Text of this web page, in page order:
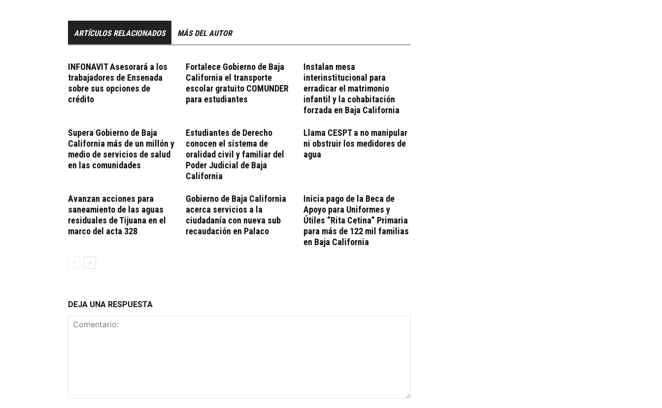
ARTÍCULOS RELACIONADOS MÁS DEL AUTOR
INFONAVIT Asesorará a los
trabajadores de Ensenada
sobre sus opciones de
crédito
Fortalece Gobierno de Baja
California el transporte
escolar gratuito COMUNDER
para estudiantes
Instalan mesa
interinstitucional para
erradicar el matrimonio
infantil y la cohabitación
forzada en Baja California
Supera Gobierno de Baja
California más de un millón y
medio de servicios de salud
en las comunidades
Estudiantes de Derecho
conocen el sistema de
oralidad civil y familiar del
Poder Judicial de Baja
California
Llama CESPT a no manipular
ni obstruir los medidores de
agua
Avanzan acciones para
saneamiento de las aguas
residuales de Tijuana en el
marco del acta 328
Gobierno de Baja California
acerca servicios a la
ciudadanía con nueva sub
recaudación en Palaco
Inicia pago de la Beca de
Apoyo para Uniformes y
Útiles “Rita Cetina” Primaria
para más de 122 mil familias
en Baja California
DEJA UNA RESPUESTA